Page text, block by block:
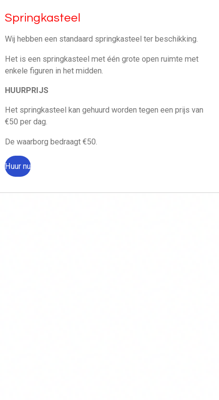
Springkasteel
Wij hebben een standaard springkasteel ter beschikking.
Het is een springkasteel met één grote open ruimte met
enkele figuren in het midden.
HUURPRIJS
Het springkasteel kan gehuurd worden tegen een prijs van
€50 per dag.
De waarborg bedraagt €50.
Huur nu